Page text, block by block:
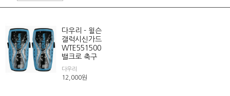
다우리 - 윌슨
갤럭시신가드
WTE551500
밸크로 축구
다우리
12,000원